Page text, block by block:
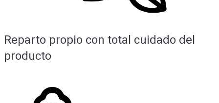
Reparto propio con total cuidado del
producto